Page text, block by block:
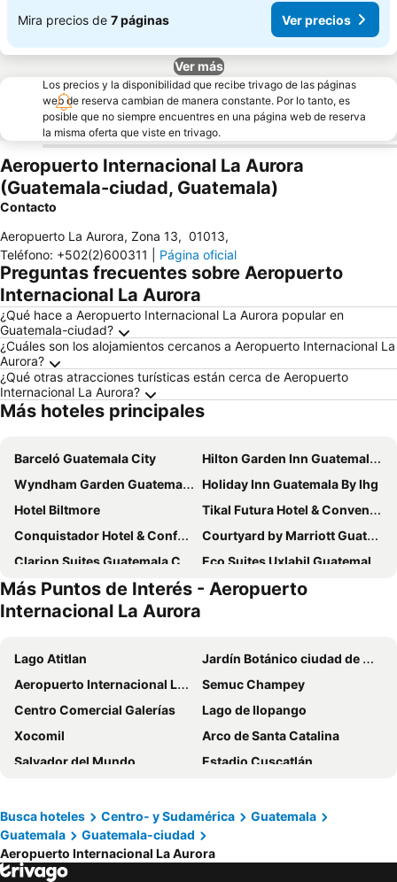
Mira precios de 7 páginas Ver precios
Ver más
Los precios y la disponibilidad que recibe trivago de las páginas
web de reserva cambian de manera constante. Por lo tanto, es
posible que no siempre encuentres en una página web de reserva
la misma oferta que viste en trivago.
Aeropuerto Internacional La Aurora
(Guatemala-ciudad, Guatemala)
Contacto
Aeropuerto La Aurora, Zona 13, 01013,
Teléfono: +502(2)600311 Página oficial
Preguntas frecuentes sobre Aeropuerto
Internacional La Aurora
¿Qué hace a Aeropuerto Internacional La Aurora popular en
Guatemala-ciudad?
¿Cuáles son los alojamientos cercanos a Aeropuerto Internacional La
Aurora?
¿Qué otras atracciones turísticas están cerca de Aeropuerto
Internacional La Aurora?
Más hoteles principales
Barceló Guatemala City
Hilton Garden Inn Guatemala City
Wyndham Garden Guatemala City
Holiday Inn Guatemala By Ihg
Hotel Biltmore
Tikal Futura Hotel & Convention Center
Conquistador Hotel & Conference Center
Courtyard by Marriott Guatemala City
Clarion Suites Guatemala City
Eco Suites Uxlabil Guatemala City
Hotel Villas Santander
In & Out Hotel
Hotel Citadin Z10
La Inmaculada Hotel
Hotel Las Americas
Hotel Casa Veranda
Hotel Residencia del Sol
L'Aurora Inn
Hotel Metropolitano
Hotel San Carlos
Good Hotel Guatemala City
Intercontinental Hotels Real Guatemala By Ihg
Adriatika Hotel & Residence
The Westin Camino Real, Guatemala
Casa 96
Hotel Santander Plaza
Hyatt Centric Guatemala City
Hostal Villa Toscana
Más Puntos de Interés - Aeropuerto
Internacional La Aurora
Lago Atitlan
Jardín Botánico ciudad de Guatemala
Aeropuerto Internacional La Aurora
Semuc Champey
Centro Comercial Galerías
Lago de Ilopango
Xocomil
Arco de Santa Catalina
Salvador del Mundo
Estadio Cuscatlán
Parque Arqueológico Quiriguá
Petapa
Iximché
Parque Ecológico El Boquerón
Museo Nacional de Historia Natural Jorge A Ibarra
Centro Cultural Miguel Ángel Asturias
Busca hoteles Centro- y Sudamérica
Guatemala
Guatemala
Guatemala-ciudad
Aeropuerto Internacional La Aurora